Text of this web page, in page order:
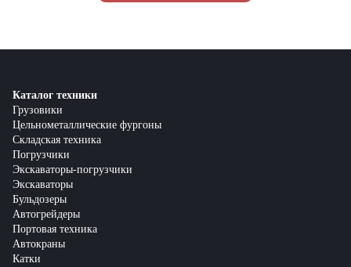
Каталог техники
Грузовики
Цельнометаллические фургоны
Складская техника
Погрузчики
Экскаваторы-погрузчики
Экскаваторы
Бульдозеры
Автогрейдеры
Портовая техника
Автокраны
Катки